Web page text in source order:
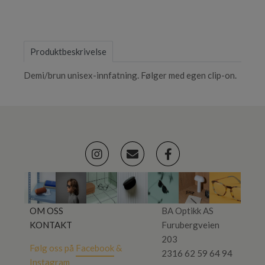
Produktbeskrivelse
Demi/brun unisex-innfatning. Følger med egen clip-on.
OM OSS
KONTAKT
Følg oss på Facebook &
Instagram
BA Optikk AS
Furubergveien
203
2316 62 59 64 94